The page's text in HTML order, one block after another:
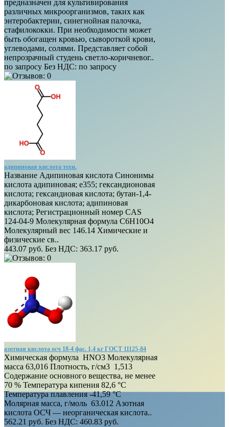
предназначен для культивирования
различных микроорганизмов, таких как
энтеробактерии, синегнойная палочка,
стафилококки. При необходимости может
быть обогащен кровью, сывороткой крови,
углеводами, солями. Представляет собой
непрозрачный студень светло-коричневог..
по запросу Без НДС: по запросу
адипиновая кислота техн.
Название Адипиновая кислота Синонимы
кислота адипиновая; е355; гександионовая
кислота; гександиовая кислота; бутан-1,4-
дикарбоновая кислота; адипиновая
кислота; Регистрационный номер CAS
124-04-9 Молекулярная формула C6H10O4
Молекулярный вес 146.14 Химические и
физические св..
443.07 руб. Без НДС: 363.17 руб.
азотная кислота осч 18-4 фас. 1,4 кг ГОСТ 11125-84
Химическая формула HNO3 Молекулярная
масса 63,016 Плотность, г/см3 1,513
Содержание основного вещества, не менее
70 % Температура кипения 82,6 °C
Температура плавления -41,59 °C
Молярная масса, г/моль 63.012 Азотная
кислота ОСЧ — неорганическая кислота..
562.21 руб. Без НДС: 460.83 руб.